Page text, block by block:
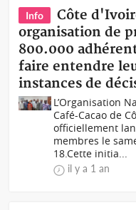
Info
Côte
organisation de
800.000
faire entendre
instances de
L’Organisation
Café-Cacao de
officiellement
membres le
18.Cette initia...
il y a 1 an